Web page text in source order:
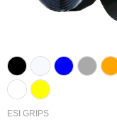
ESI GRIPS